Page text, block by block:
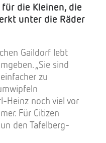
die Kleinen, die
unter die Räder
Gaildorf lebt
„Sie sind
zu
Heinz noch viel vor
Für Citizen
den Tafelberg-